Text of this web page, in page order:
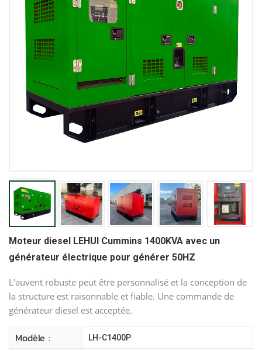
Moteur diesel LEHUI Cummins 1400KVA avec un
générateur électrique pour générer 50HZ
L'auvent robuste peut être personnalisé et la conception de
la structure est raisonnable et fiable. Une commande de
générateur diesel est acceptée.
Modèle : LH-C1400P